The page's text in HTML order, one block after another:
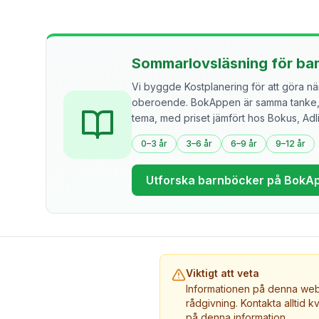
Sommarlovsläsning för
Vi byggde Kostplanering för att göra
oberoende. BokAppen är samma
tema, med priset jämfört hos Bokus,
0–3 år 3–6 år 6–9 år 9–12 år
Utforska barnböcker på
Viktigt att veta
Informationen på denna
rådgivning. Kontakta alltid